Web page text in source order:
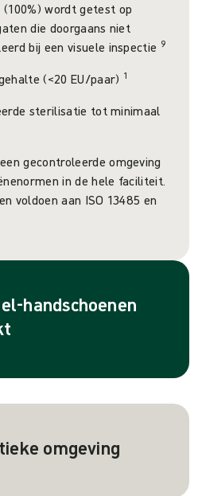
(100%) wordt getest op
die doorgaans niet
bij een visuele inspectie 9
(<20 EU/paar) 1
sterilisatie tot minimaal
gecontroleerde omgeving
in de hele faciliteit.
voldoen aan ISO 13485 en
handschoenen
omgeving